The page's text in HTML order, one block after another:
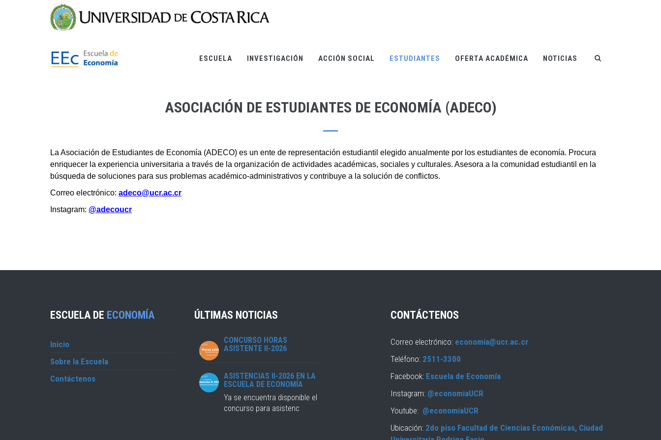
ESCUELA INVESTIGACIÓN ACCIÓN SOCIAL ESTUDIANTES OFERTA ACADÉMICA NOTICIAS
ASOCIACIÓN DE ESTUDIANTES DE ECONOMÍA (ADECO)
La Asociación de Estudiantes de Economía (ADECO) es un ente de representación estudiantil elegido anualmente por los estudiantes de economía. Procura
enriquecer la experiencia universitaria a través de la organización de actividades académicas, sociales y culturales. Asesora a la comunidad estudiantil en la
búsqueda de soluciones para sus problemas académico-administrativos y contribuye a la solución de conflictos.
Correo electrónico: adeco@ucr.ac.cr
Instagram: @adecoucr
ESCUELA DE ECONOMÍA
Inicio
Sobre la Escuela
Contáctenos
ÚLTIMAS NOTICIAS
CONCURSO HORAS
ASISTENTE II-2026
ASISTENCIAS II-2026 EN LA
ESCUELA DE ECONOMÍA
Ya se encuentra disponible el
concurso para asistenc
CONTÁCTENOS
Correo electrónico: economia@ucr.ac.cr
Teléfono: 2511-3300
Facebook: Escuela de Economía
Instagram: @economiaUCR
Youtube: @economiaUCR
Ubicación: 2do piso Facultad de Ciencias Económicas, Ciudad